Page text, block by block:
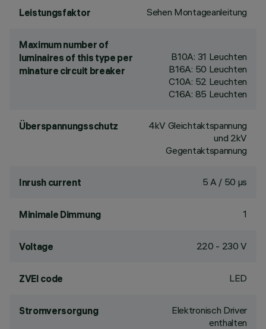
Leistungsfaktor Sehen Montageanleitung
Maximum number of
luminaires of this type per
minature circuit breaker
B10A: 31 Leuchten
B16A: 50 Leuchten
C10A: 52 Leuchten
C16A: 85 Leuchten
Überspannungsschutz
4kV Gleichtaktspannung
und 2kV
Gegentaktspannung
Inrush current 5 A / 50 µs
Minimale Dimmung 1
Voltage 220 - 230 V
ZVEI code LED
Stromversorgung
Elektronisch Driver
enthalten